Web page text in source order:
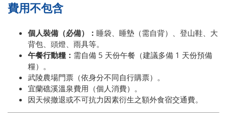
費用不包含
個人裝備（必備）： 睡袋、睡墊（需自背）、登山鞋、大
背包、頭燈、雨具等。
午餐行動糧： 需自備 5 天份午餐（建議多備 1 天份預備
糧）。
武陵農場門票（依身分不同自行購票）。
宜蘭礁溪溫泉費用（個人消費）。
因天候撤退或不可抗力因素衍生之額外食宿交通費。